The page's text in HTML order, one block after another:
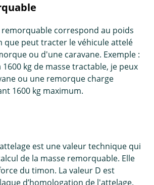
remorquable correspond au poids
que peut tracter le véhicule attelé
ou d'une caravane. Exemple :
kg de masse tractable, je peux
ou une remorque charge
1600 kg maximum.
est une valeur technique qui
de la masse remorquable. Elle
du timon. La valeur D est
d’homologation de l'attelage.